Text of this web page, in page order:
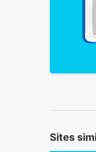
Sites